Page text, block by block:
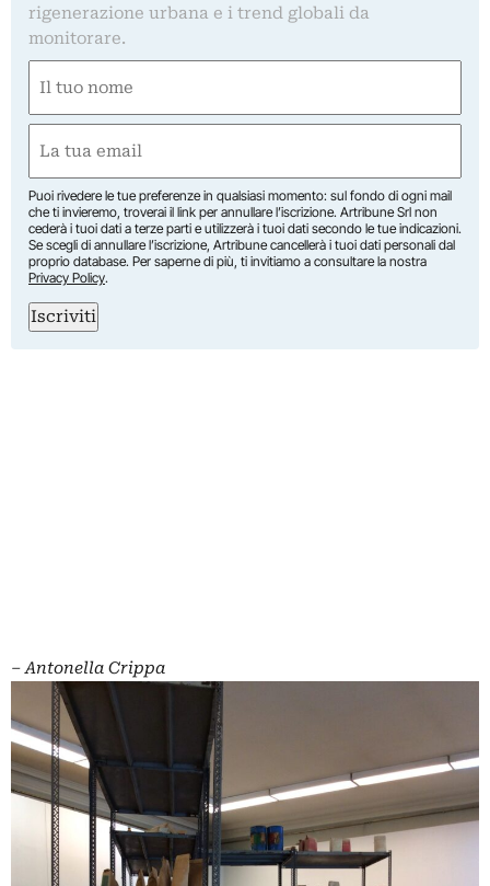
rigenerazione urbana e i trend globali da
monitorare.
(Required)
First
(Required)
Puoi rivedere le tue preferenze in qualsiasi momento: sul fondo di ogni mail
che ti invieremo, troverai il link per annullare l’iscrizione. Artribune Srl non
cederà i tuoi dati a terze parti e utilizzerà i tuoi dati secondo le tue indicazioni.
Se scegli di annullare l’iscrizione, Artribune cancellerà i tuoi dati personali dal
proprio database. Per saperne di più, ti invitiamo a consultare la nostra
Privacy Policy.
Iscriviti
– Antonella Crippa